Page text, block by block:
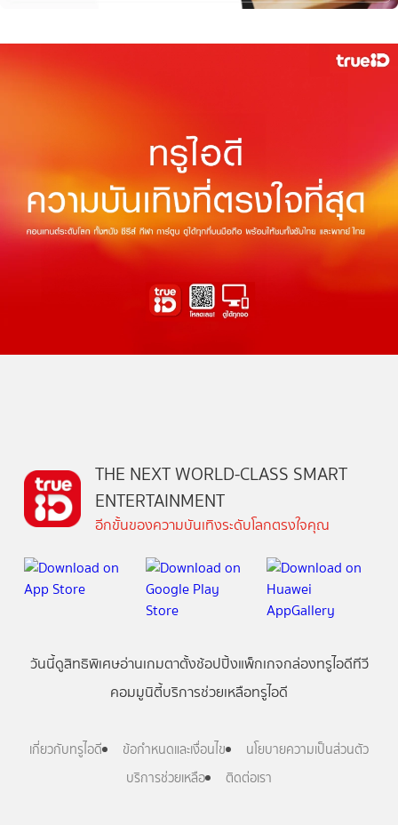
THE NEXT WORLD-CLASS SMART
ENTERTAINMENT
อีกขั้นของความบันเทิงระดับโลกตรงใจคุณ
วันนี้ดูสิทธิพิเศษอ่านเกมตาตั้งช้อปปิ้งแพ็กเกจกล่องทรูไอดีทีวี
คอมมูนิตี้บริการช่วยเหลือทรูไอดี
เกี่ยวกับทรูไอดี ข้อกำหนดและเงื่อนไข
นโยบายความเป็นส่วนตัว
บริการช่วยเหลือ
ติดต่อเรา